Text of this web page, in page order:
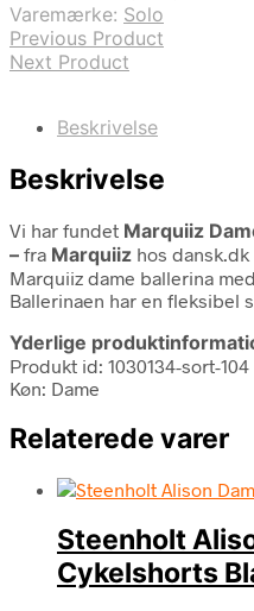
Varemærke: Solo
Previous Product
Next Product
Beskrivelse
Beskrivelse
Vi har fundet Marquiiz
– fra Marquiiz hos
Marquiiz dame ballerina
Ballerinaen har en fleksibel
Yderlige
Produkt id: 1030134-sort-104
Køn: Dame
Relaterede varer
Steenholt
Cykelshorts